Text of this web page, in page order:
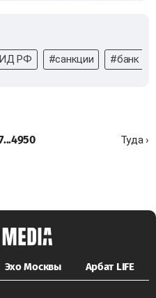
РФ #санкции #банк
...4950 Туда ›
Эхо Москвы Арбат LIFE